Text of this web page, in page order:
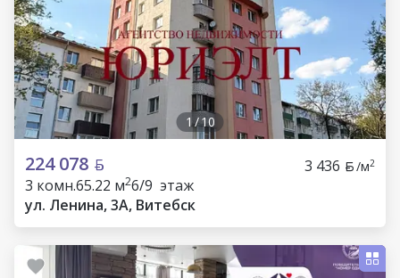
1/10
224 078 3 436 /м2
3 комн.65.22 м26/9 этаж
ул. Ленина, 3А, Витебск